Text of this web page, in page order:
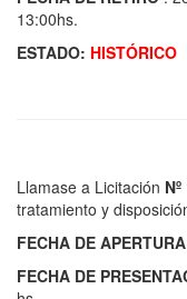
13:00hs.
ESTADO: HISTÓRICO
Llamase a Licitación
tratamiento y
FECHA DE APERTURA
FECHA DE